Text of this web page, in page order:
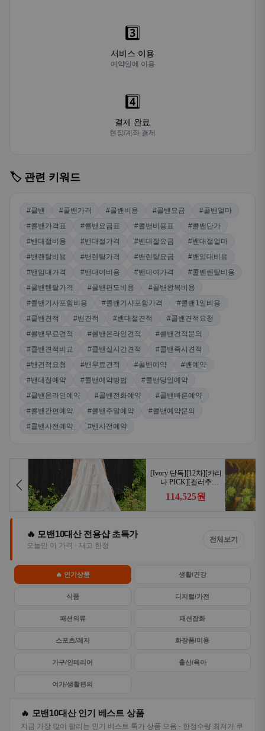
3️⃣
서비스 이용
예약일에 이용
4️⃣
결제 완료
현장/계좌 결제
🏷️ 관련 키워드
#콜밴 #콜밴가격 #콜밴비용 #콜밴요금
#콜밴얼마
#콜밴가격표
#콜밴요금표 #콜밴비용표
#콜밴단가
#밴대절비용
#밴대절가격 #밴대절요금
#밴대절얼마
#밴렌탈비용
#밴렌탈가격 #밴렌탈요금
#밴임대비용
#밴임대가격
#밴대여비용 #밴대여가격
#콜밴렌탈비용
#콜밴렌탈가격
#콜밴편도비용
#콜밴왕복비용
#콜밴기사포함비용
#콜밴기사포함가격
#콜밴1일비용
#콜밴견적
#밴견적 #밴대절견적
#콜밴견적요청
#콜밴무료견적
#콜밴온라인견적
#콜밴견적문의
#콜밴견적비교
#콜밴실시간견적
#콜밴즉시견적
#밴견적요청
#밴무료견적 #콜밴예약
#밴예약
#밴대절예약
#콜밴예약방법
#콜밴당일예약
#콜밴온라인예약
#콜밴전화예약
#콜밴빠른예약
#콜밴간편예약
#콜밴주말예약
#콜밴예약문의
#콜밴사전예약
#밴사전예약
🔥 모밴10대산 전용샵 초특가
오늘만 이 가격 · 재고 한정
전체보기
🔥 인기상품 생활/건강
식품 디지털/가전
패션의류 패션잡화
스포츠/레저 화장품/미용
가구/인테리어 출산/육아
여가/생활편의
🔥 모밴10대산 인기 베스트 상품
지금 가장 많이 팔리는 인기 베스트 특가 상품 모음 - 한정수량 최저가 쿠